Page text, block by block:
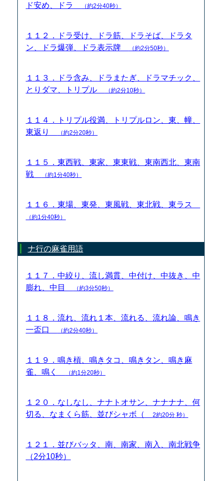
ド安め、ドラ
（約2分40秒）
１１２．ドラ受け、ドラ筋、ドラそば、ドラタ
ン、ドラ爆弾、ドラ表示牌
（約2分50秒）
１１３．ドラ含み、ドラまたぎ、ドラマチック、
とりダマ、トリプル
（約2分10秒）
１１４．トリプル役満、トリプルロン、東、幢、
東返り
（約2分20秒）
１１５．東西戦、東家、東東戦、東南西北、東南
戦
（約1分40秒）
１１６．東場、東発、東風戦、東北戦、東ラス
（約1分40秒）
ナ行の麻雀用語
１１７．中絞り、流し満貫、中付け、中抜き、中
膨れ、中目
（約3分50秒）
１１８．流れ、流れ１本、流れる、流れ論、鳴き
一盃口
（約2分40秒）
１１９．鳴き槓、鳴きタコ、鳴きタン、鳴き麻
雀、鳴く
（約1分20秒）
１２０．なしなし、ナナトオサン、ナナナナ、何
切る、なまくら筋、並びシャボ（
2約20分 秒）
１２１．並びバッタ、南、南家、南入、南北戦争
（2分10秒）